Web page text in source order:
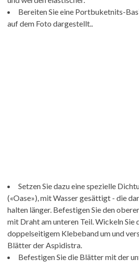
Bereiten Sie eine Portbuketnits-
auf dem Foto dargestellt..
Setzen Sie dazu eine spezielle
(«Oase»), mit Wasser gesättigt - die
halten länger. Befestigen Sie den
mit Draht am unteren Teil. Wickeln Sie
doppelseitigem Klebeband um und
Blätter der Aspidistra.
Befestigen Sie die Blätter mit der